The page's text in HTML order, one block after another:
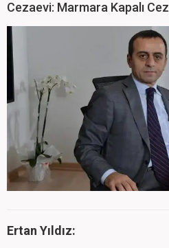
Cezaevi: Marmara Kapalı
Ertan Yıldız: